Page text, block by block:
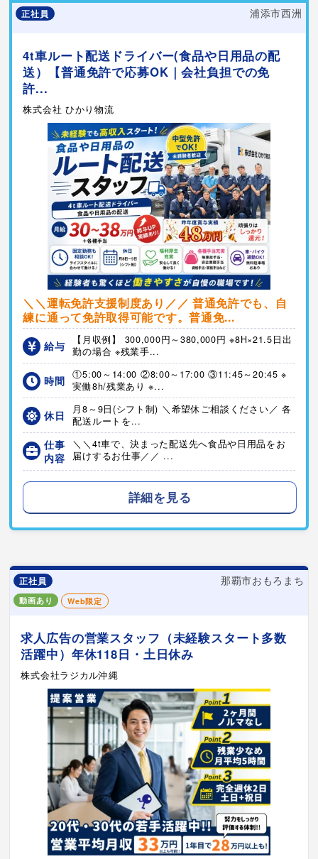
正社員 浦添市西洲
4t車ルート配送ドライバー(食品や日用品の配
送）【普通免許で応募OK｜会社負担での免
許...
株式会社 ひかり物流
＼＼運転免許支援制度あり／／ 普通免許でも、自
練に通って免許取得可能です。普通免...
給与
【月収例】 300,000円～380,000円 ※8H×21.5日出
勤の場合 ※残業手...
時間
①5:00～14:00 ②8:00～17:00 ③11:45～20:45 ※
実働8h/残業あり ※...
休日
月8～9日(シフト制) ＼希望休ご相談ください／ 各
配送ルートを...
仕事
内容
＼＼4t車で、決まった配送先へ食品や日用品をお
届けするお仕事／／ ...
詳細を見る
正社員 那覇市おもろまち
動画あり Web限定
求人広告の営業スタッフ（未経験スタート多数
活躍中）年休118日・土日休み
株式会社ラジカル沖縄